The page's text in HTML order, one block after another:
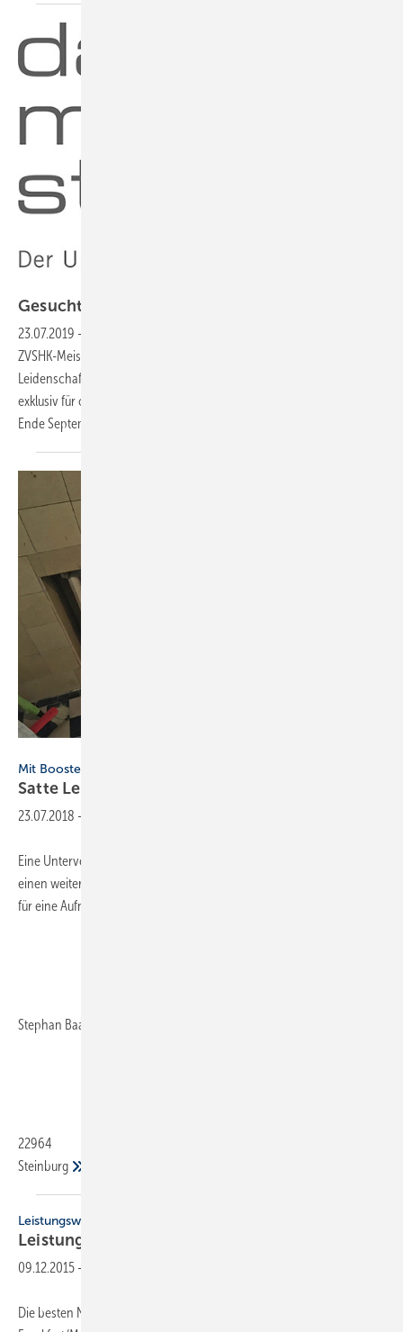
Gesucht: Leistung und
23.07.2019 -
ZVSHK-Meisterstück 2019 wird die Berufsorganisation Leistung durch
Leidenschaft im SHK-Handwerk prämieren – die Auszeichnung ist
exklusiv für organisierte Innungsbetriebe. Bewerbungen werden bis
Ende September 2019
Mit Booster
Satte Leistung mit großem
23.07.2018 -
Eine Unterversorgung im Bestand hatte zur Folge, dass man sich
einen weiteren Heizkörper installieren ließ. Zumindest reicht es jetzt
für eine Aufnahme in der Hall of Shame der SHK-Welt.
Stephan Baasch
22964
Steinburg
Leistungswettbewerb
Leistung
09.12.2015 -
Die besten Nachwuchskräfte des Jahres 2015 stehen fest: